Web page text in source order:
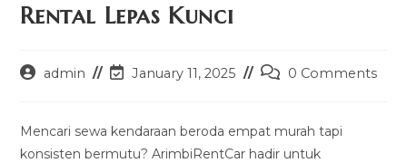
Rental Lepas Kunci
Postadmin
PostJanuary 11, 2025
Post0 Comments
Mencari sewa kendaraan beroda empat murah tapi
konsisten bermutu? ArimbiRentCar hadir untuk